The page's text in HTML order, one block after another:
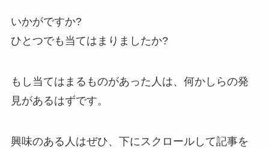
いかがですか?
ひとつでも当てはまりましたか?
もし当てはまるものがあった人は、何かしらの発
見があるはずです。
興味のある人はぜひ、下にスクロールして記事を